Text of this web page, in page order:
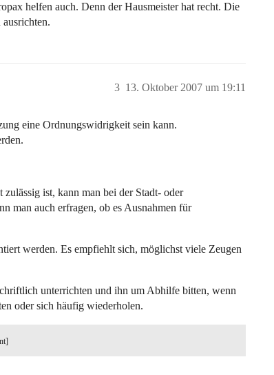
helfen auch. Denn der Hausmeister hat recht. Die
13. Oktober 2007 um 19:11
3
eine Ordnungswidrigkeit sein kann.
ist, kann man bei der Stadt- oder
man auch erfragen, ob es Ausnahmen für
werden. Es empfiehlt sich, möglichst viele Zeugen
unterrichten und ihn um Abhilfe bitten, wenn
oder sich häufig wiederholen.